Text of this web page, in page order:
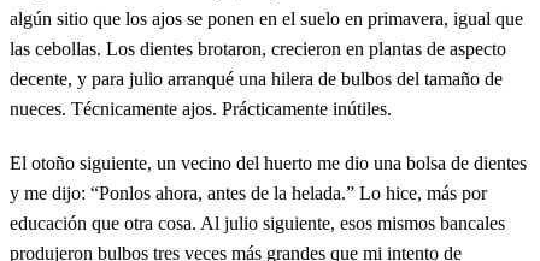
algún sitio que los ajos se ponen en el suelo en primavera, igual que
las cebollas. Los dientes brotaron, crecieron en plantas de aspecto
decente, y para julio arranqué una hilera de bulbos del tamaño de
nueces. Técnicamente ajos. Prácticamente inútiles.
El otoño siguiente, un vecino del huerto me dio una bolsa de dientes
y me dijo: “Ponlos ahora, antes de la helada.” Lo hice, más por
educación que otra cosa. Al julio siguiente, esos mismos bancales
produjeron bulbos tres veces más grandes que mi intento de